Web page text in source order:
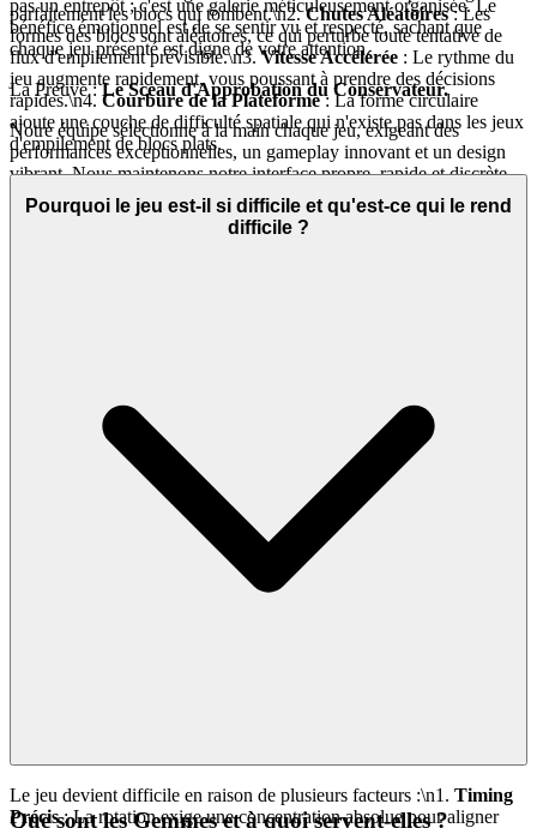
pas un entrepôt ; c'est une galerie méticuleusement organisée. Le
bénéfice émotionnel est de se sentir vu et respecté, sachant que
chaque jeu présenté est digne de votre attention.
La Preuve :Le Sceau d'Approbation du Conservateur.
Notre équipe sélectionne à la main chaque jeu, exigeant des
performances exceptionnelles, un gameplay innovant et un design
vibrant. Nous maintenons notre interface propre, rapide et discrète,
en veillant à ce que l'accent reste mis sur le jeu. Vous ne trouverez
pas des milliers de jeux clonés ici. Nous présentonsStack Rush
parce que nous pensons que c'est un jeu exceptionnel qui vaut votre
parfaitement les blocs qui tombent.\n2.Chutes Aléatoires: Les
formes des blocs sont aléatoires, ce qui perturbe toute tentative de
flux d'empilement prévisible.\n3.Vitesse Accélérée : Le rythme du
jeu augmente rapidement, vous poussant à prendre des décisions
rapides.\n4. Courbure de la Plateforme: La forme circulaire
ajoute une couche de difficulté spatiale qui n'existe pas dans les jeux
d'empilement de blocs plats.
Pourquoi le jeu est-il si difficile et qu'est-ce qui le rend
difficile ?
Le jeu devient difficile en raison de plusieurs facteurs :\n1. Timing
Précis: La rotation exige une concentration absolue pour aligner
Que sont les Gemmes et à quoi servent-elles ?